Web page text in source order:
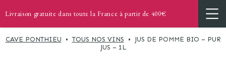
Livraison gratuite dans toute la France à partir de 400€
CAVE PONTHIEU • TOUS NOS VINS • JUS DE POMME BIO – PUR
JUS – 1L